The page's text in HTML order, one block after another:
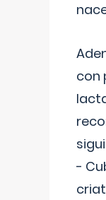
con
-